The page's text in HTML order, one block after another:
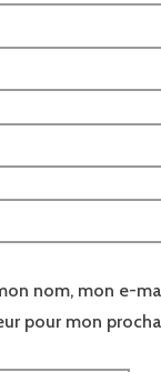
nom, mon e-
pour mon